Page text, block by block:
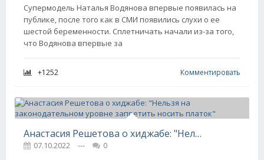
Супермодель Наталья Водянова впервые появилась на
публике, после того как в СМИ появились слухи о ее
шестой беременности. Сплетничать начали из-за того,
что Водянова впервые за
+1252 Комментировать
Анастасия Решетова о хиджабе: "Нельзя на законодательном уровне запретить носить платок"
07.10.2022 ---
0